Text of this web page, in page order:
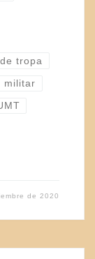
tropa
militar
de 2020